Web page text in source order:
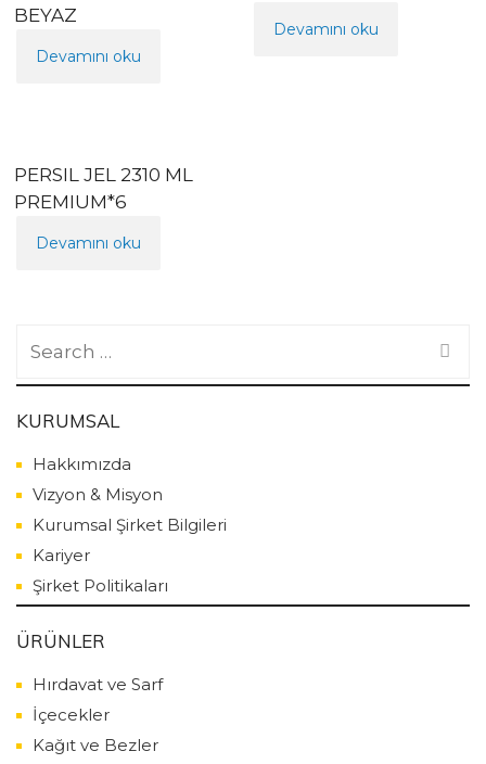
BEYAZ
Devamını oku
Devamını oku
PERSIL JEL 2310 ML
PREMIUM*6
Devamını oku
KURUMSAL
Hakkımızda
Vizyon & Misyon
Kurumsal Şirket Bilgileri
Kariyer
Şirket Politikaları
ÜRÜNLER
Hırdavat ve Sarf
İçecekler
Kağıt ve Bezler